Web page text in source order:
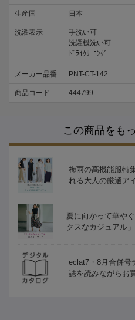
生産国 日本
洗濯表示
手洗い可
洗濯機洗い可
ﾄﾞﾗｲｸﾘｰﾆﾝｸﾞ
メーカー品番 PNT-CT-142
商品コード 444799
この商品をも
梅雨の高機能服特
れる大人の厳選ア
夏に向かって華や
クスなカジュアル
eclat7・8月合併号
誌を読みながらお